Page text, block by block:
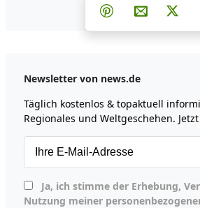
Teilen aufTeilen
Teilen aufPer E-Mail
Newsletter von news.de
Täglich kostenlos & topaktuell
Regionales und Weltgeschehen.
Nutzung meiner